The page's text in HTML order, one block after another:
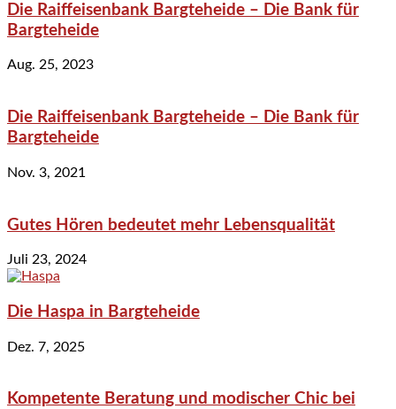
Die Raiffeisenbank Bargteheide – Die Bank für
Bargteheide
Aug. 25, 2023
Die Raiffeisenbank Bargteheide – Die Bank für
Bargteheide
Nov. 3, 2021
Gutes Hören bedeutet mehr Lebensqualität
Juli 23, 2024
Die Haspa in Bargteheide
Dez. 7, 2025
Kompetente Beratung und modischer Chic bei